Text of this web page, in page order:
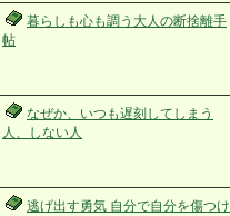
暮らしも心も調う大人の断捨離手
帖
なぜか、いつも遅刻してしまう
人、しない人
逃げ出す勇気 自分で自分を傷つけ